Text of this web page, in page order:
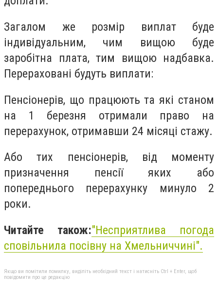
Загалом же розмір виплат буде
індивідуальним, чим вищою буде
заробітна плата, тим вищою надбавка.
Перераховані будуть виплати:
Пенсіонерів, що працюють та які станом
на 1 березня отримали право на
перерахунок, отримавши 24 місяці стажу.
Або тих пенсіонерів, від моменту
призначення пенсії яких або
попереднього перерахунку минуло 2
роки.
Читайте також:"Несприятлива погода
сповільнила посівну на Хмельниччині".
Якщо ви помітили помилку, виділіть необхідний текст і натисніть Ctrl + Enter, щоб
повідомити про це редакцію